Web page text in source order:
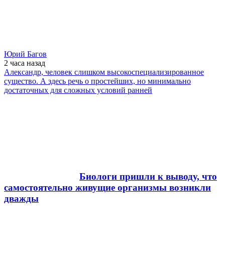
Юрий Багов
2 часа назад
Александр, человек слишком высокоспециализированное
существо. А здесь речь о простейших, но минимально
достаточных для сложных условий ранней
Биологи пришли к выводу, что
самостоятельно живущие организмы возникли
дважды